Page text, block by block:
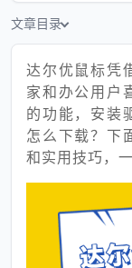
文章目录
达尔优鼠标凭
家和办公用户
的功能，安装
怎么下载？下
和实用技巧，